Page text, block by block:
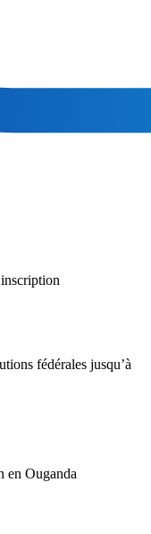
fédérales jusqu’à
en Ouganda